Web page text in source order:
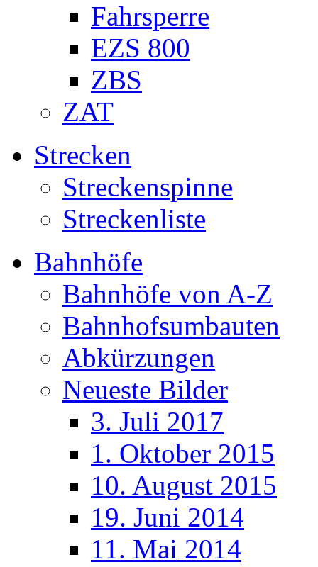
Fahrsperre
EZS 800
ZBS
ZAT
Strecken
Streckenspinne
Streckenliste
Bahnhöfe
Bahnhöfe von A-Z
Bahnhofsumbauten
Abkürzungen
Neueste Bilder
3. Juli 2017
1. Oktober 2015
10. August 2015
19. Juni 2014
11. Mai 2014